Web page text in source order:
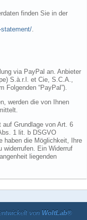
finden Sie in der
via PayPal an. Anbieter
S.à.r.l. et Cie, S.C.A.,
Folgenden “PayPal”).
werden die von Ihnen
auf Grundlage von Art. 6
1 lit. b DSGVO
haben die Möglichkeit, Ihre
widerrufen. Ein Widerruf
liegenden
von WoltLab®